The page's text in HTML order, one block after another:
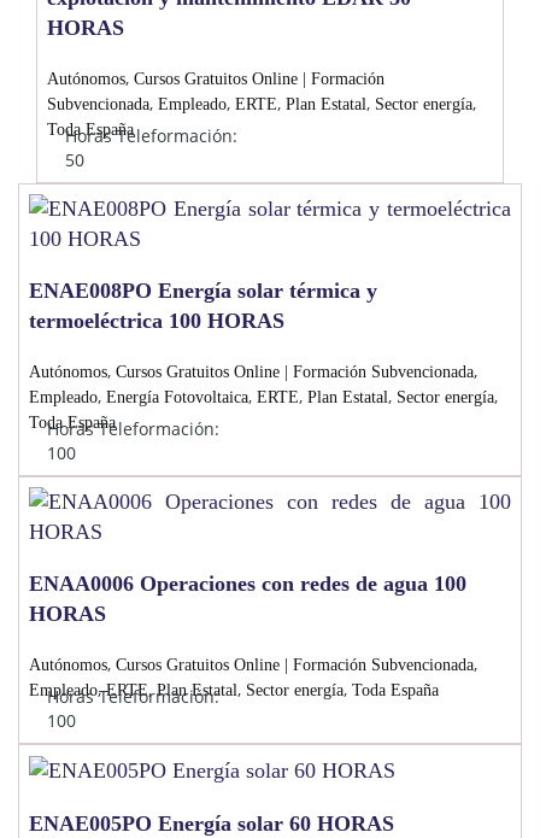
HORAS
Autónomos, Cursos Gratuitos Online | Formación
Subvencionada, Empleado, ERTE, Plan Estatal, Sector energía,
Toda España
Horas Teleformación:
50
ENAE008PO Energía solar térmica y
termoeléctrica 100 HORAS
Autónomos, Cursos Gratuitos Online | Formación Subvencionada,
Empleado, Energía Fotovoltaica, ERTE, Plan Estatal, Sector energía,
Toda España
Horas Teleformación:
100
ENAA0006 Operaciones con redes de agua 100
HORAS
Autónomos, Cursos Gratuitos Online | Formación Subvencionada,
Empleado,ERTE,Plan Estatal, Sector energía, Toda España
Horas Teleformación:
100
ENAE005PO Energía solar 60 HORAS